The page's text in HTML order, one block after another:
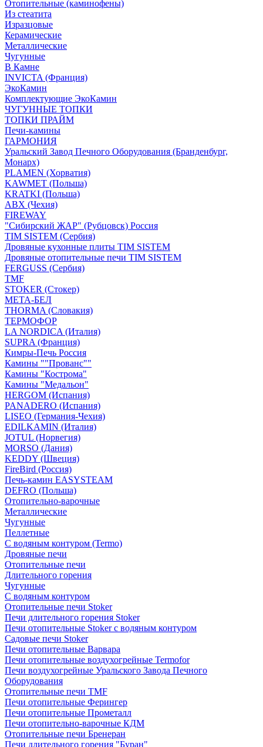
Отопительные (каминофены)
Из стеатита
Изразцовые
Керамические
Металлические
Чугунные
В Камне
INVICTA (Франция)
ЭкоКамин
Комплектующие ЭкоКамин
ЧУГУННЫЕ ТОПКИ
ТОПКИ ПРАЙМ
Печи-камины
ГАРМОНИЯ
Уральский Завод Печного Оборудования (Бранденбург,
Монарх)
PLAMEN (Хорватия)
KAWMET (Польша)
KRATKI (Польша)
ABX (Чехия)
FIREWAY
"Сибирский ЖАР" (Рубцовск) Россия
TIM SISTEM (Сербия)
Дровяные кухонные плиты TIM SISTEM
Дровяные отопительные печи TIM SISTEM
FERGUSS (Сербия)
TMF
STOKER (Стокер)
МЕТА-БЕЛ
THORMA (Словакия)
ТЕРМОФОР
LA NORDICA (Италия)
SUPRA (Франция)
Кимры-Печь Россия
Камины ""Прованс""
Камины "Кострома"
Камины "Медальон"
HERGOM (Испания)
PANADERO (Испания)
LISEO (Германия-Чехия)
EDILKAMIN (Италия)
JOTUL (Норвегия)
MORSO (Дания)
KEDDY (Швеция)
FireBird (Россия)
Печь-камин EASYSTEAM
DEFRO (Польша)
Отопительно-варочные
Металлические
Чугунные
Пеллетные
С водяным контуром (Termo)
Дровяные печи
Отопительные печи
Длительного горения
Чугунные
C водяным контуром
Отопительные печи Stoker
Печи длительного горения Stoker
Печи отопительные Stoker с водяным контуром
Садовые печи Stoker
Печи отопительные Варвара
Печи отопительные воздухогрейные Termofor
Печи воздухогрейные Уральского Завода Печного
Оборудования
Отопительные печи TMF
Печи отопительные Ферингер
Печи отопительные Прометалл
Печи отопительно-варочные КДМ
Отопительные печи Бренеран
Печи длительного горения "Буран"